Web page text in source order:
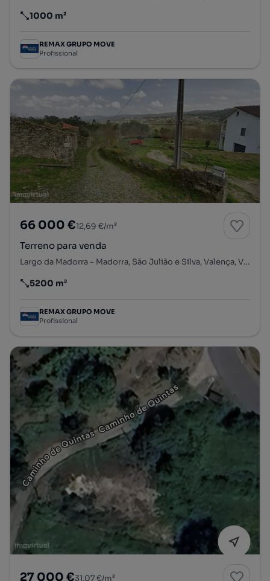
Preço por metro quadrado
1000 m²
REMAX GRUPO MOVE
Profissional
66 000 €12,69 €/m²
Terreno para venda
Largo da Madorra - Madorra, São Julião e Silva, Valença, Viana do Castelo
Preço por metro quadrado
5200 m²
REMAX GRUPO MOVE
Profissional
27 000 €31,07 €/m²